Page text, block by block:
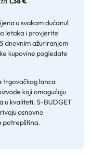
u svakom dućanu!
letaka i provjerite
dnevnim ažuriranjem
kupovine pogledate
trgovačkog lanca
koji omogućuju
u kvaliteti. S-BUDGET
osnovne
potrepština.